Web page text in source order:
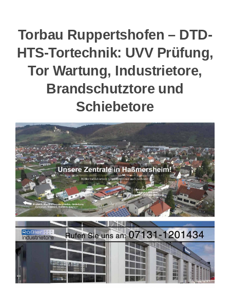
Torbau Ruppertshofen – DTD-
HTS-Tortechnik: UVV Prüfung,
Tor Wartung, Industrietore,
Brandschutztore und
Schiebetore